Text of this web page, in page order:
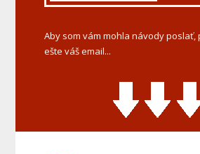
Aby som vám mohla návody poslať,
ešte váš email...